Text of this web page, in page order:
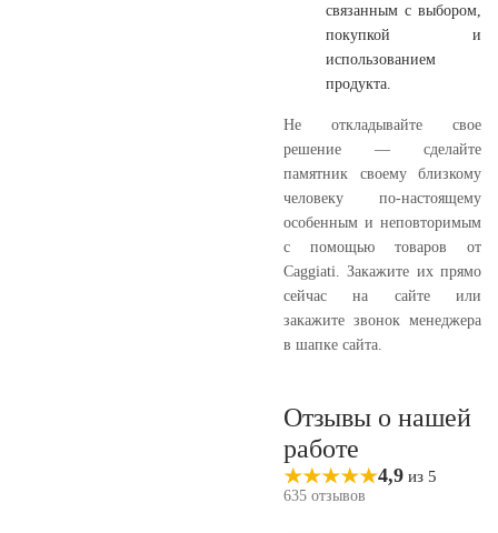
связанным с выбором,
покупкой и
использованием
продукта.
Не откладывайте свое
решение — сделайте
памятник своему близкому
человеку по-настоящему
особенным и неповторимым
с помощью товаров от
Caggiati. Закажите их прямо
сейчас на сайте или
закажите звонок менеджера
в шапке сайта.
Отзывы о нашей
работе
4,9 из 5
635 отзывов